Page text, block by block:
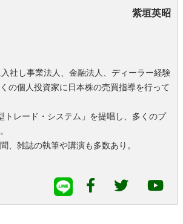
紫垣英昭
社し事業法人、金融法人、ディーラー経験
の個人投資家に日本株の売買指導を行って
トレード・システム」を提唱し、多くのプ
、雑誌の執筆や講演も多数あり。